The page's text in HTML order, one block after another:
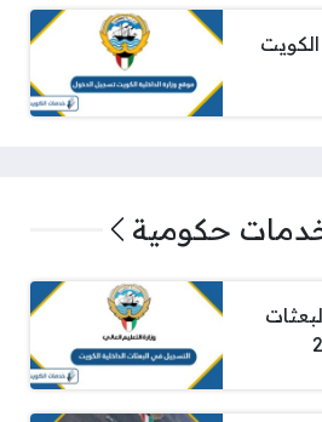
حكومية